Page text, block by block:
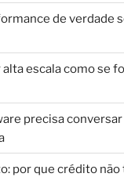
de verdade
alta escala como se
precisa
por que crédito